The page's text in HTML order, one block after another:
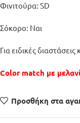
Φινιτούρα: SD
Σόκορο: Ναι
Για ειδικές
Color match με
Προσθήκη στα